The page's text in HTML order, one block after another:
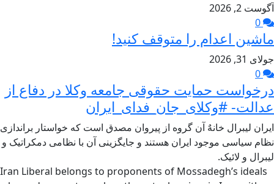
آگوست 2, 2026
ماشین اعدام را متوقف کنید!
جولای 31, 2026
درخواست حمایت حقوقی جامعه وکلا در دفاع از
عدالت- #وکلای_جان_فدای_ایران
ایران لیبرال خانهٌ آن گروه از پیروان مصدق است که خواستار براندازی
نظام سیاسی موجود ایران هستند و جایگزینی آن با نظامی دمکراتیک و
لیبرال و لائیک.
Iran Liberal belongs to proponents of Mossadegh’s ideals